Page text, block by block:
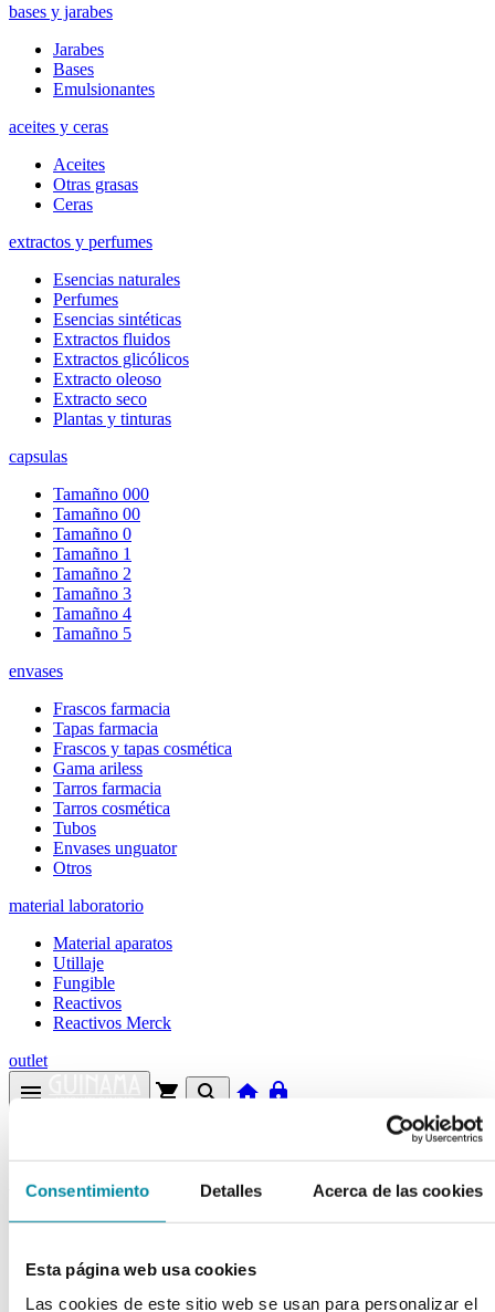
Consentimiento Detalles Acerca de las cookies
Esta página web usa cookies
Las cookies de este sitio web se usan para personalizar el
bases y jarabes
Jarabes
Bases
Emulsionantes
aceites y ceras
Aceites
Otras grasas
Ceras
extractos y perfumes
Esencias naturales
Perfumes
Esencias sintéticas
Extractos fluidos
Extractos glicólicos
Extracto oleoso
Extracto seco
Plantas y tinturas
capsulas
Tamañno 000
Tamañno 00
Tamañno 0
Tamañno 1
Tamañno 2
Tamañno 3
Tamañno 4
Tamañno 5
envases
Frascos farmacia
Tapas farmacia
Frascos y tapas cosmética
Gama ariless
Tarros farmacia
Tarros cosmética
Tubos
Envases unguator
Otros
material laboratorio
Material aparatos
Utillaje
Fungible
Reactivos
Reactivos Merck
outlet
menu shopping_cart search home lock
Actualmente se encuentra en:
Inicio >>
arrow_back